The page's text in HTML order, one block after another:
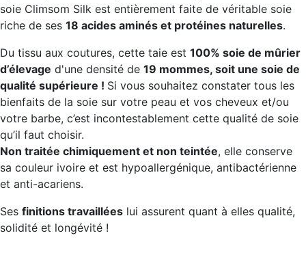
soie Climsom Silk est entièrement faite de véritable soie
riche de ses 18 acides aminés et protéines naturelles.
Du tissu aux coutures, cette taie est 100% soie de mûrier
d’élevage d'une densité de 19 mommes, soit une soie de
qualité supérieure ! Si vous souhaitez constater tous les
bienfaits de la soie sur votre peau et vos cheveux et/ou
votre barbe, c’est incontestablement cette qualité de soie
qu’il faut choisir.
Non traitée chimiquement et non teintée, elle conserve
sa couleur ivoire et est hypoallergénique, antibactérienne
et anti-acariens.
Ses finitions travaillées lui assurent quant à elles qualité,
solidité et longévité !